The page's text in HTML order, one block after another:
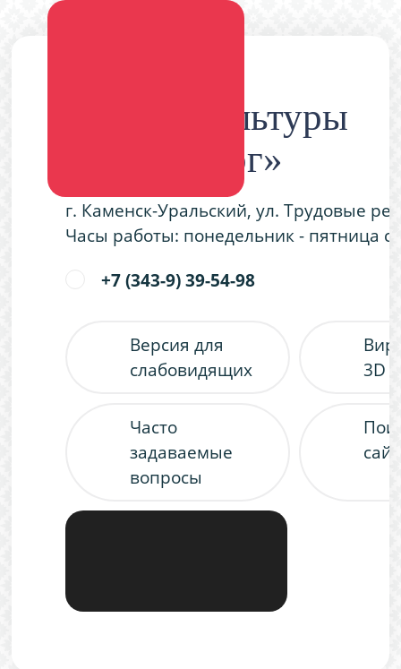
Дворец культуры
«Металлург»
г. Каменск-Уральский, ул. Трудовые
Часы работы: понедельник - пятница с
+7 (343-9) 39-54-98
Версия для
слабовидящих
3D
Часто
задаваемые
вопросы